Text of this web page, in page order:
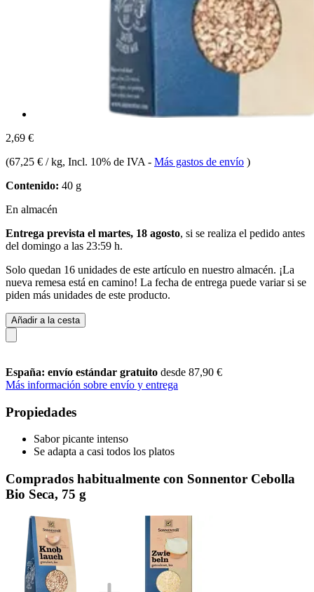
2,69 €
(67,25 € / kg, Incl. 10% de IVA - Más gastos de envío )
Contenido: 40 g
En almacén
Entrega prevista el martes, 18 agosto, si se realiza el pedido antes
del domingo a las 23:59 h.
Solo quedan 16 unidades de este artículo en nuestro almacén. ¡La
nueva remesa está en camino! La fecha de entrega puede variar si se
piden más unidades de este producto.
Añadir a la cesta
España: envío estándar gratuito desde 87,90 €
Más información sobre envío y entrega
Propiedades
Sabor picante intenso
Se adapta a casi todos los platos
Comprados habitualmente con Sonnentor Cebolla
Bio Seca, 75 g